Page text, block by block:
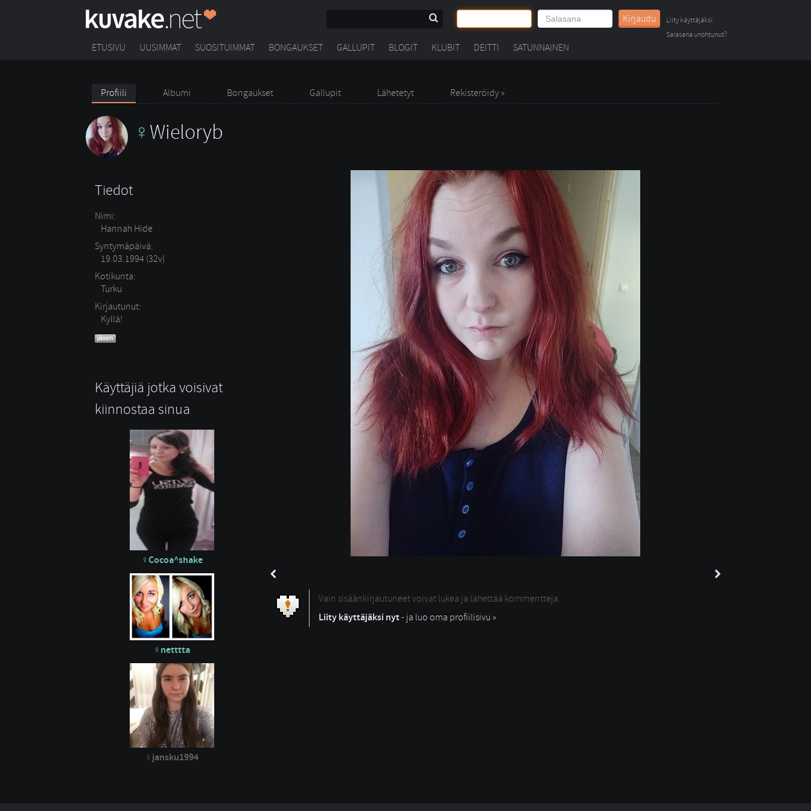
Kirjaudu
Liity käyttäjäksi
Salasana unohtunut?
ETUSIVU UUSIMMAT SUOSITUIMMAT BONGAUKSET GALLUPIT BLOGIT KLUBIT DEITTI SATUNNAINEN
Profiili Albumi Bongaukset Gallupit Lähetetyt Rekisteröidy »
Wieloryb
Tiedot
Nimi:
Hannah Hide
Syntymäpäivä:
19.03.1994 (32v)
Kotikunta:
Turku
Kirjautunut:
Kyllä!
Käyttäjiä jotka voisivat
kiinnostaa sinua
Cocoa^shake
netttta
jansku1994
Vain sisäänkirjautuneet voivat lukea ja lähettää kommentteja.
Liity käyttäjäksi nyt- ja luo oma profiilisivu »